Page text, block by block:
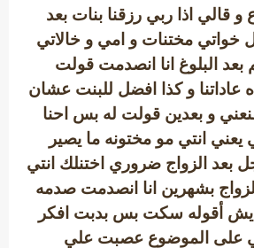
قالي اذا ربي رزقنا بنات بعد
خواتي مختنات و امي و خالاتي
بعد البلوغ انا انصدمت قولت
عاداتنا و كذا افضل للبنت عشان
و بعدين قولت له بس احنا
يعني انتي مو مختونه ما يصير
بعد الزواج ضروري اختنلك انتي
بشهرين انا انصدمت صدمه
أقوله سكت بس بدبت افكر
على الموضوع عصبت علي